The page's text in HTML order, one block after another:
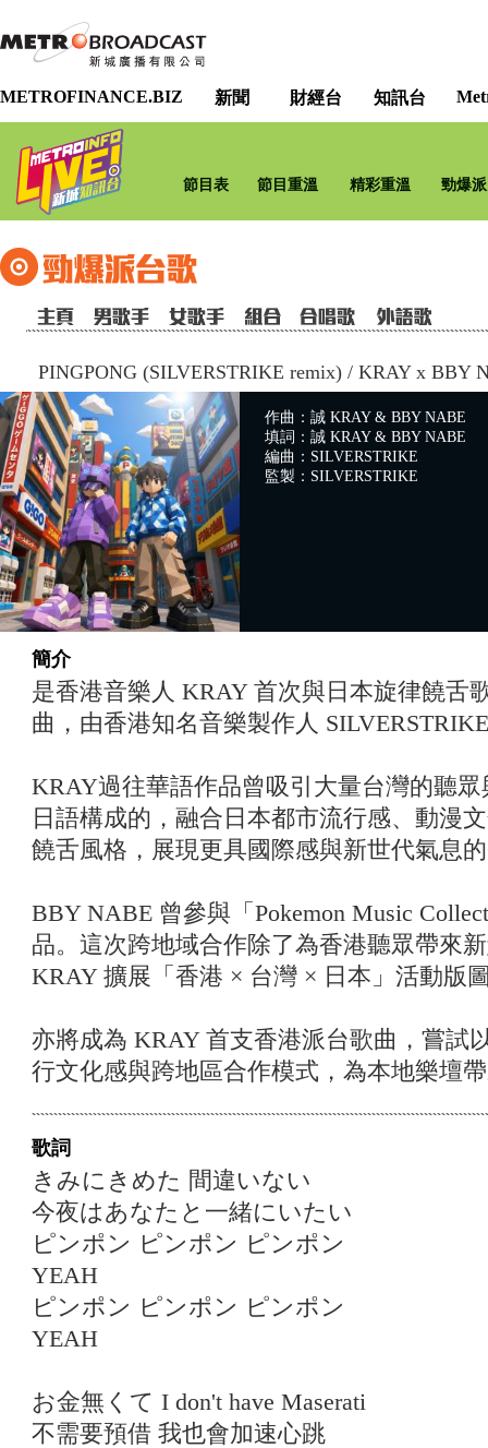
METROFINANCE.BIZ 新聞 財經台 知訊台
節目表 節目重溫 精彩重溫 勁爆
PINGPONG (SILVERSTRIKE remix) / KRAY x BBY
作曲：誠 KRAY & BBY NABE
填詞：誠 KRAY & BBY NABE
編曲：SILVERSTRIKE
監製：SILVERSTRIKE
簡介
是香港音樂人 KRAY 首次與日本旋律饒舌
曲，由香港知名音樂製作人
KRAY過往華語作品曾吸引大量台灣的聽
日語構成的 ，融合日本都市流行感、動漫
饒舌風格，展現更具國際感與新世代氣息
BBY NABE 曾參與「Pokemon Music
品。這次跨地域合作除了為香港聽眾帶來
KRAY 擴展「香港 × 台灣 × 日本」活動版
亦將成為 KRAY 首支香港派台歌曲，嘗試
行文化感與跨地區合作模式，為本地樂壇
歌詞
きみにきめた 間違いない
今夜はあなたと一緒にいたい
ピンポン ピンポン ピンポン
YEAH
ピンポン ピンポン ピンポン
YEAH
お金無くて I don't have Maserati
不需要預借 我也會加速心跳